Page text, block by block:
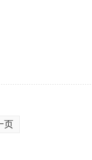
页